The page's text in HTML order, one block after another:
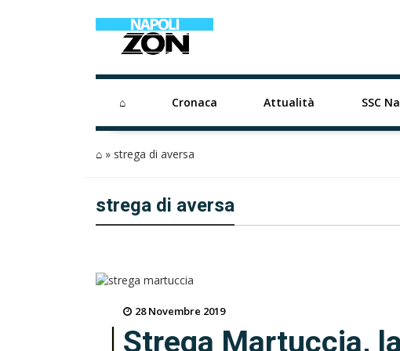
⌂ Cronaca Attualità SSC
⌂ » strega di aversa
strega di aversa
28 Novembre 2019
Strega Martuccia,